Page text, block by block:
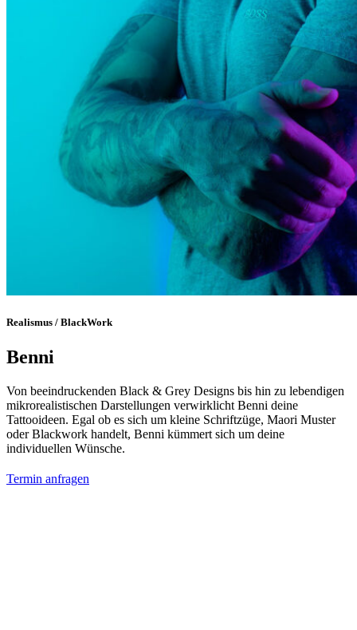
Realismus / BlackWork
Benni
Von beeindruckenden Black & Grey Designs bis hin zu lebendigen
mikrorealistischen Darstellungen verwirklicht Benni deine
Tattooideen. Egal ob es sich um kleine Schriftzüge, Maori Muster
oder Blackwork handelt, Benni kümmert sich um deine
individuellen Wünsche.
Termin anfragen